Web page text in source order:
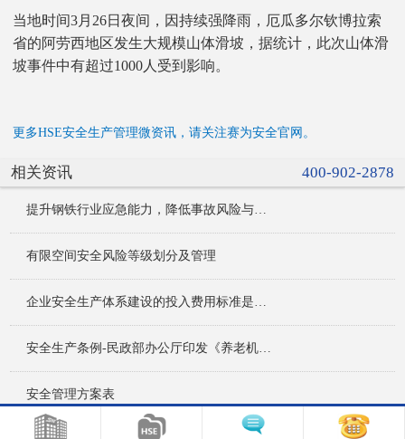
当地时间3月26日夜间，因持续强降雨，厄瓜多尔钦博拉索
省的阿劳西地区发生大规模山体滑坡，据统计，此次山体滑
坡事件中有超过1000人受到影响。
更多HSE安全生产管理微资讯，请关注赛为安全官网。
相关资讯 400-902-2878
有限空间安全风险等级划分及管理
安全管理方案表